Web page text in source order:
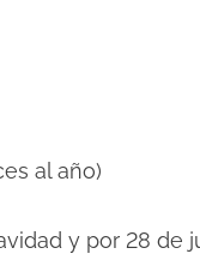
al año)
y por 28 de